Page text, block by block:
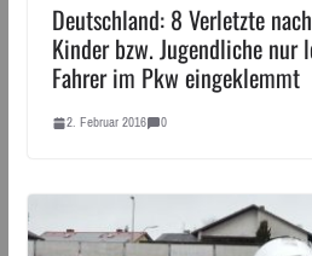
Deutschland: 8 Verletzte
Kinder bzw. Jugendliche
Fahrer im Pkw eingeklemmt
2. Februar 2016 0